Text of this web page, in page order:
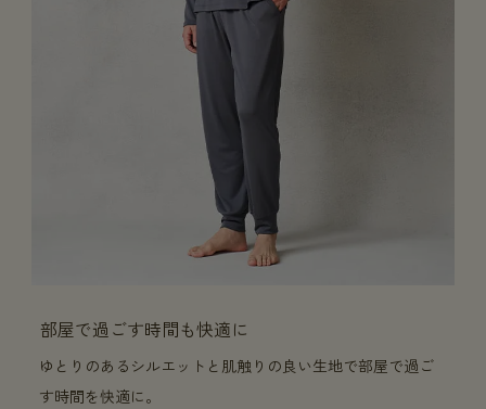
部屋で過ごす時間も快適に
ゆとりのあるシルエットと肌触りの良い生地で部屋で過ご
す時間を快適に。